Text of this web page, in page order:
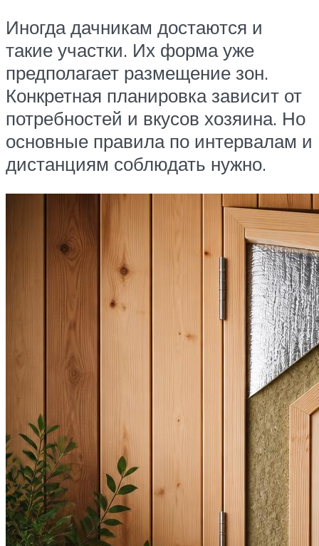
Иногда дачникам достаются и
такие участки. Их форма уже
предполагает размещение зон.
Конкретная планировка зависит от
потребностей и вкусов хозяина. Но
основные правила по интервалам и
дистанциям соблюдать нужно.